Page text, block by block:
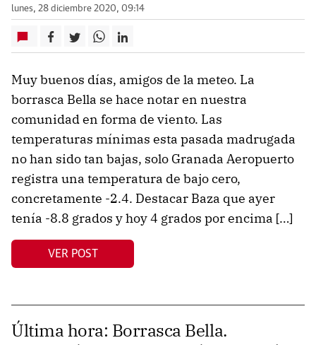
lunes, 28 diciembre 2020, 09:14
Muy buenos días, amigos de la meteo. La
borrasca Bella se hace notar en nuestra
comunidad en forma de viento. Las
temperaturas mínimas esta pasada madrugada
no han sido tan bajas, solo Granada Aeropuerto
registra una temperatura de bajo cero,
concretamente -2.4. Destacar Baza que ayer
tenía -8.8 grados y hoy 4 grados por encima […]
VER POST
Última hora: Borrasca Bella.